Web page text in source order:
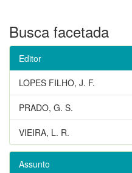
Busca facetada
Editor
LOPES FILHO, J. F.
PRADO, G. S.
VIEIRA, L. R.
Assunto